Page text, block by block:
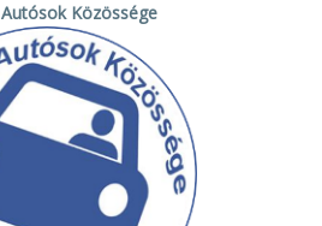
Közössége